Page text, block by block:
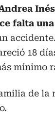
falta
18
mínimo
de la